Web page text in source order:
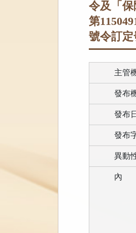
令及「
第
號令訂定
主管
發布
發布
發布
異動